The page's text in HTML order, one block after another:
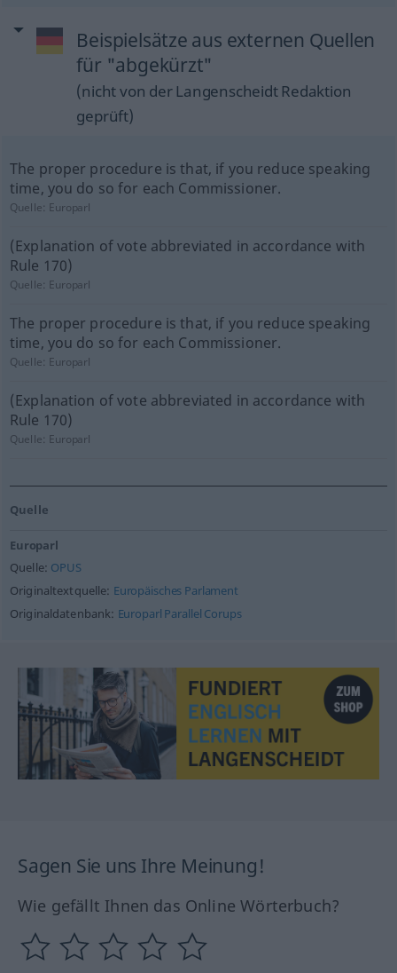
Beispielsätze aus externen Quellen
für "abgekürzt"
(nicht von der Langenscheidt Redaktion
geprüft)
The proper procedure is that, if you reduce speaking
time, you do so for each Commissioner.
Quelle: Europarl
(Explanation of vote abbreviated in accordance with
Rule 170)
Quelle: Europarl
The proper procedure is that, if you reduce speaking
time, you do so for each Commissioner.
Quelle: Europarl
(Explanation of vote abbreviated in accordance with
Rule 170)
Quelle: Europarl
Quelle
Europarl
Quelle: OPUS
Originaltextquelle: Europäisches Parlament
Originaldatenbank: Europarl Parallel Corups
Sagen Sie uns Ihre Meinung!
Wie gefällt Ihnen das Online Wörterbuch?